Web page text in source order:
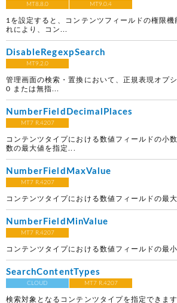
MT8.8.0 MT9.0.4
1を設定すると、コンテンツフィールドの権限機
れにより、コン...
DisableRegexpSearch
MT9.2.0
管理画面の検索・置換において、正規表現オプ
0 または無指...
NumberFieldDecimalPlaces
MT7 R.4207
コンテンツタイプにおける数値フィールドの小
数の最大値を指定...
NumberFieldMaxValue
MT7 R.4207
コンテンツタイプにおける数値フィールドの最
NumberFieldMinValue
MT7 R.4207
コンテンツタイプにおける数値フィールドの最
SearchContentTypes
CLOUD MT7 R.4207
検索対象となるコンテンツタイプを指定できま